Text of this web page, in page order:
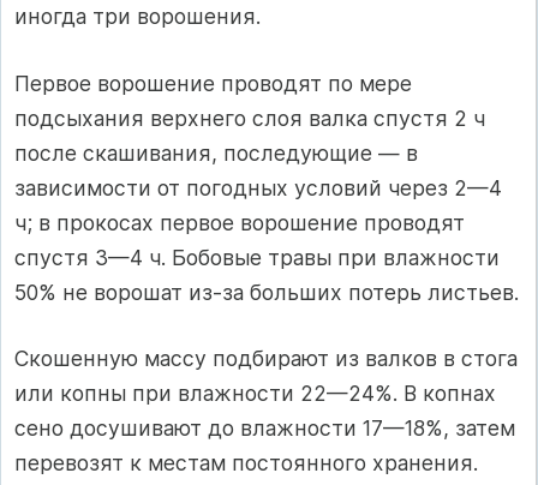
иногда три ворошения.
Первое ворошение проводят по мере
подсыхания верхнего слоя валка спустя 2 ч
после скашивания, последующие — в
зависимости от погодных условий через 2—4
ч; в прокосах первое ворошение проводят
спустя 3—4 ч. Бобовые травы при влажности
50% не ворошат из-за больших потерь листьев.
Скошенную массу подбирают из валков в стога
или копны при влажности 22—24%. В копнах
сено досушивают до влажности 17—18%, затем
перевозят к местам постоянного хранения.